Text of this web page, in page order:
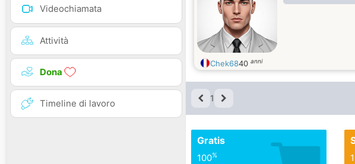
Videochiamata
Attività
Dona
Timeline di lavoro
Chek6840 anni
1
Gratis
100%